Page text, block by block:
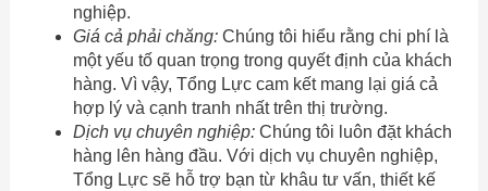
nghiệp.
Giá cả phải chăng:Chúng tôi hiểu rằng chi phí là
một yếu tố quan trọng trong quyết định của khách
hàng. Vì vậy, Tổng Lực cam kết mang lại giá cả
hợp lý và cạnh tranh nhất trên thị trường.
Dịch vụ chuyên nghiệp:Chúng tôi luôn đặt khách
hàng lên hàng đầu. Với dịch vụ chuyên nghiệp,
Tổng Lực sẽ hỗ trợ bạn từ khâu tư vấn, thiết kế